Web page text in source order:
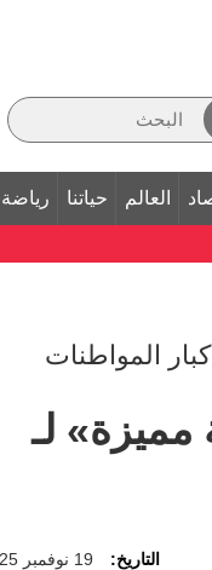
العالم حياتنا رياضة
المواطنات
لـ
التاريخ: 19 نوفمبر 2025